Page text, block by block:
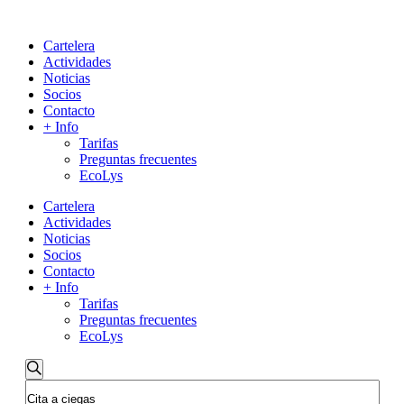
Cartelera
Actividades
Noticias
Socios
Contacto
+ Info
Tarifas
Preguntas frecuentes
EcoLys
Cartelera
Actividades
Noticias
Socios
Contacto
+ Info
Tarifas
Preguntas frecuentes
EcoLys
Navegación
de
Buscar